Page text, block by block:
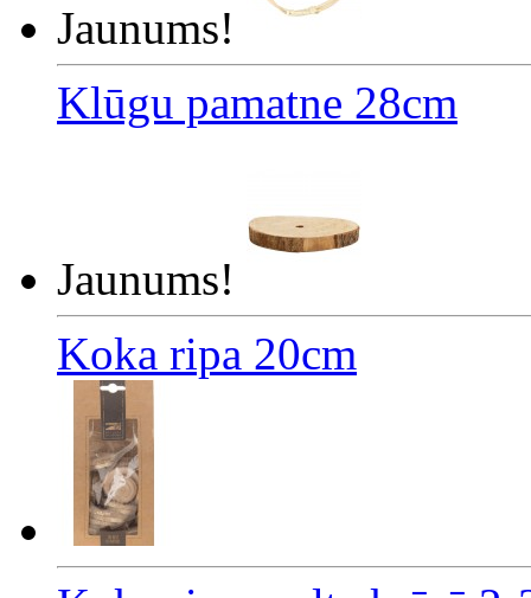
Jaunums!
Klūgu pamatne 28cm
Jaunums!
Koka ripa 20cm